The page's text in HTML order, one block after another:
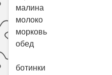
малина
молоко
морковь
обед
ботинки